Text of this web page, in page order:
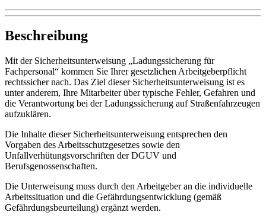
Beschreibung
Mit der Sicherheitsunterweisung „Ladungssicherung für
Fachpersonal“ kommen Sie Ihrer gesetzlichen Arbeitgeberpflicht
rechtssicher nach. Das Ziel dieser Sicherheitsunterweisung ist es
unter anderem, Ihre Mitarbeiter über typische Fehler, Gefahren und
die Verantwortung bei der Ladungssicherung auf Straßenfahrzeugen
aufzuklären.
Die Inhalte dieser Sicherheitsunterweisung entsprechen den
Vorgaben des Arbeitsschutzgesetzes sowie den
Unfallverhütungsvorschriften der DGUV und
Berufsgenossenschaften.
Die Unterweisung muss durch den Arbeitgeber an die individuelle
Arbeitssituation und die Gefährdungsentwicklung (gemäß
Gefährdungsbeurteilung) ergänzt werden.